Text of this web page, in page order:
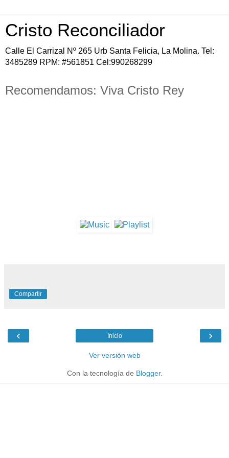
Cristo Reconciliador
Calle El Carrizal Nº 265 Urb Santa Felicia, La Molina. Tel:
3485289 RPM: #561851 Cel:990268299
Recomendamos: Viva Cristo Rey
Compartir
‹ ›
Inicio
Ver versión web
Con la tecnología de Blogger.